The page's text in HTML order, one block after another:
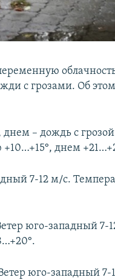
с грозами. Об
– дождь с
днем
7-12 м/с.
юго-западный 7-
юго-западный 7-